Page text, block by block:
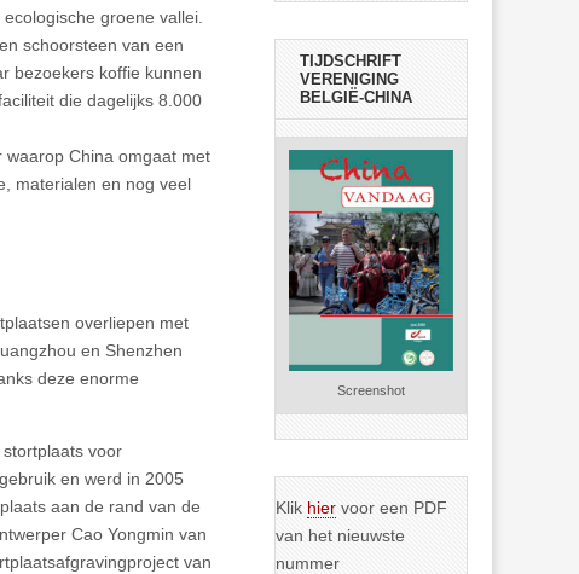
groene vallei.
schoorsteen van een
bezoekers koffie kunnen
die dagelijks 8.000
waarop China omgaat met
materialen en nog veel
overliepen met
en Shenzhen
deze enorme
voor
en werd in 2005
aan de rand van de
Cao Yongmin van
van
TIJDSCHRIFT
VERENIGING
BELGIË-CHINA
Screenshot
Klik hier voor een PDF
van het nieuwste
nummer